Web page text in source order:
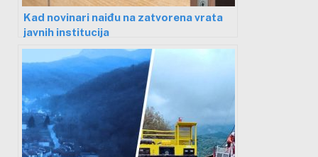
Kad novinari naiđu na zatvorena vrata
javnih institucija